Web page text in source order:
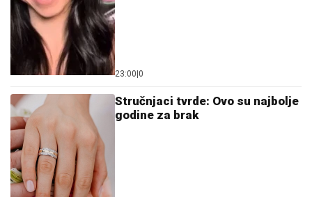
23:00 0
Stručnjaci tvrde: Ovo su najbolje
godine za brak